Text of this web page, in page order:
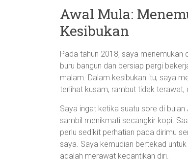
Awal Mula:
Kesibukan
Pada tahun 2018, saya menemukan
buru bangun dan bersiap pergi
malam. Dalam kesibukan itu, saya
terlihat kusam, rambut tidak
Saya ingat ketika suatu sore di
sambil menikmati secangkir kopi.
perlu sedikit perhatian pada dirimu
saya. Saya kemudian bertekad
adalah merawat kecantikan diri.